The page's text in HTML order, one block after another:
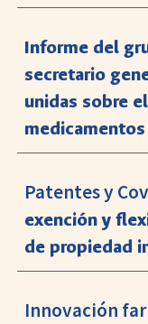
Informe del
secretario
unidas sobre
medicamentos
Patentes y
exención y
de propiedad
Innovación